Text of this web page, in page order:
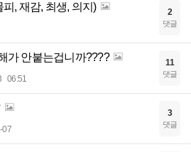
, 재감, 최생, 의지) 2
댓글
가 안붙는겁니까????
06:51
11
댓글
07
3
댓글